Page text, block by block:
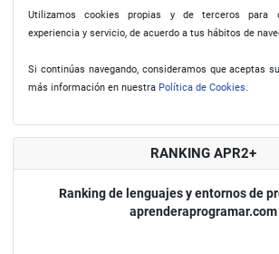
Utilizamos cookies propias y de terceros para
experiencia y servicio, de acuerdo a tus hábitos de
Si continúas navegando, consideramos que aceptas
más información en nuestra Política de Cookies.
RANKING APR2+
Ranking de lenguajes y entornos de
aprenderaprogramar.com